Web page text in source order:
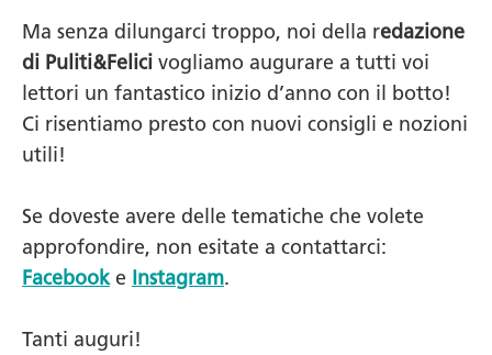
Ma senza dilungarci troppo, noi della redazione
di Puliti&Felici vogliamo augurare a tutti voi
lettori un fantastico inizio d’anno con il botto!
Ci risentiamo presto con nuovi consigli e nozioni
utili!
Se doveste avere delle tematiche che volete
approfondire, non esitate a contattarci:
Facebooke Instagram.
Tanti auguri!